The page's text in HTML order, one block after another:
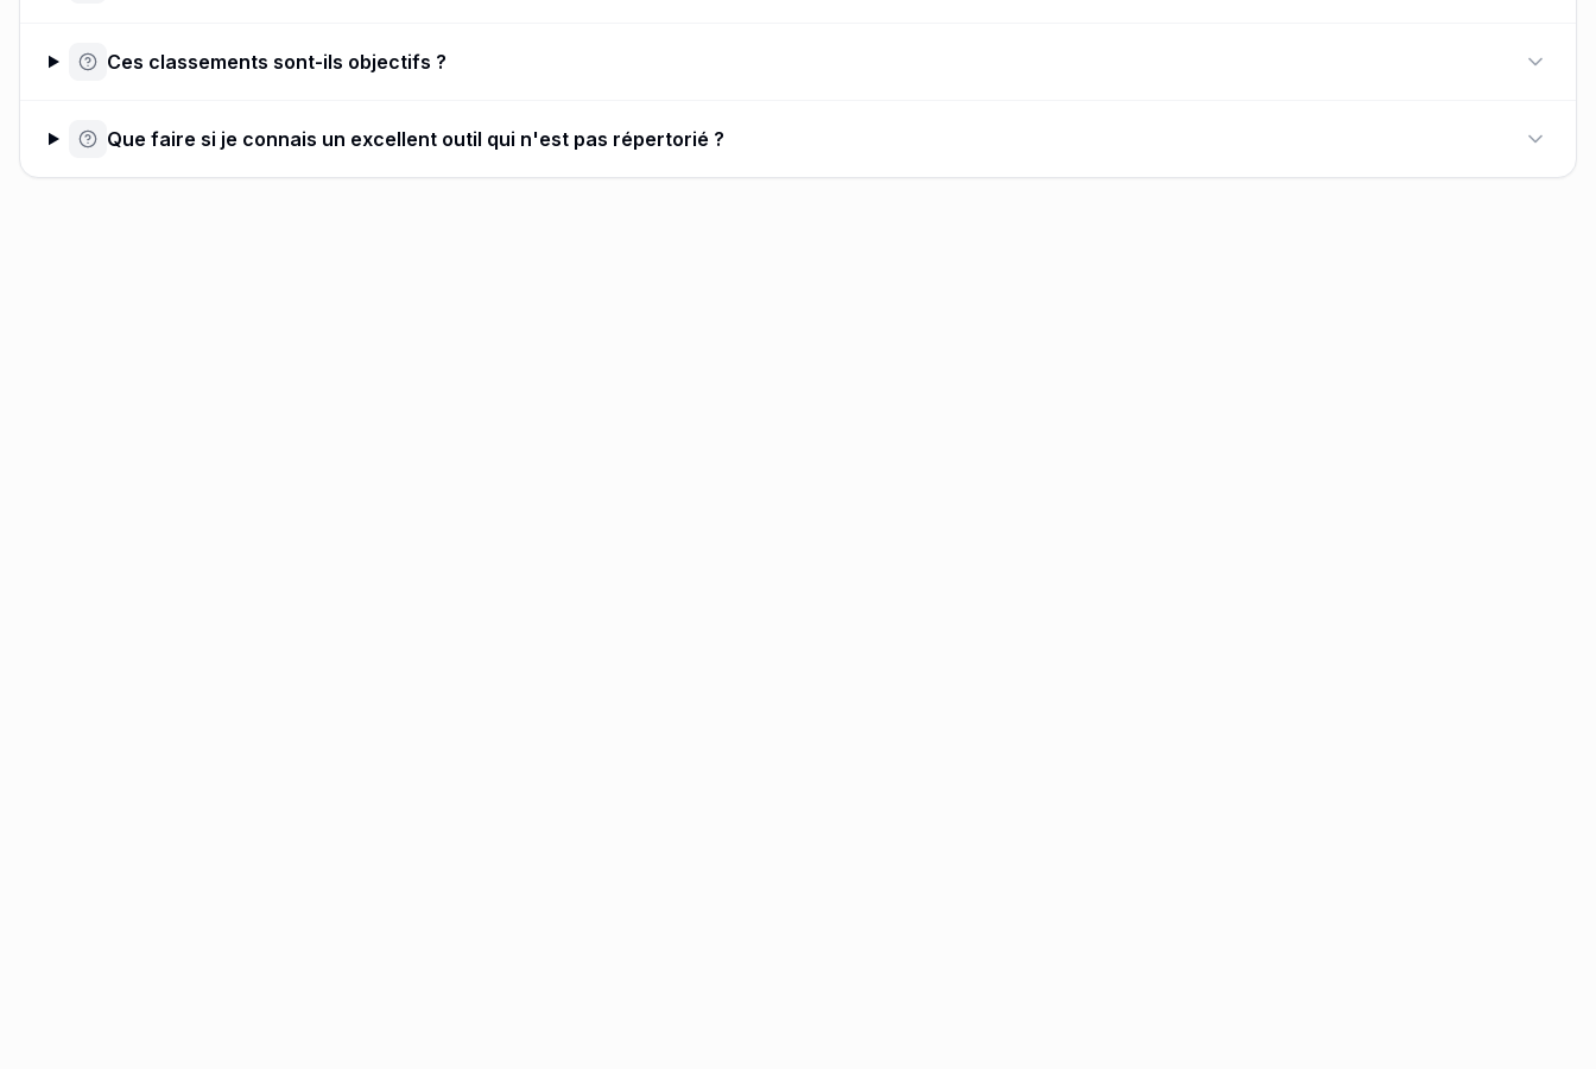
Ces classements sont-ils objectifs ?
Que faire si je connais un excellent outil qui n'est pas répertorié ?